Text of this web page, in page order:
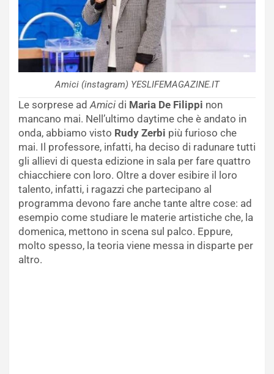
Amici (instagram) YESLIFEMAGAZINE.IT
Le sorprese ad Amici di Maria De Filippi non
mancano mai. Nell’ultimo daytime che è andato in
onda, abbiamo visto Rudy Zerbi più furioso che
mai. Il professore, infatti, ha deciso di radunare tutti
gli allievi di questa edizione in sala per fare quattro
chiacchiere con loro. Oltre a dover esibire il loro
talento, infatti, i ragazzi che partecipano al
programma devono fare anche tante altre cose: ad
esempio come studiare le materie artistiche che, la
domenica, mettono in scena sul palco. Eppure,
molto spesso, la teoria viene messa in disparte per
altro.